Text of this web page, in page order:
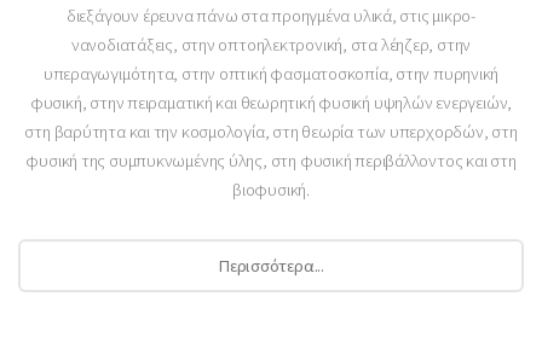
διεξάγουν έρευνα πάνω στα προηγμένα υλικά, στις μικρο-
νανοδιατάξεις, στην οπτοηλεκτρονική, στα λέηζερ, στην
υπεραγωγιμότητα, στην οπτική φασματοσκοπία, στην πυρηνική
φυσική, στην πειραματική και θεωρητική φυσική υψηλών ενεργειών,
στη βαρύτητα και την κοσμολογία, στη θεωρία των υπερχορδών, στη
φυσική της συμπυκνωμένης ύλης, στη φυσική περιβάλλοντος και στη
βιοφυσική.
Περισσότερα...